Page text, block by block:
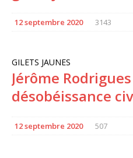
12 septembre 2020 3143
GILETS JAUNES
Jérôme
désobéissance
12 septembre 2020 507